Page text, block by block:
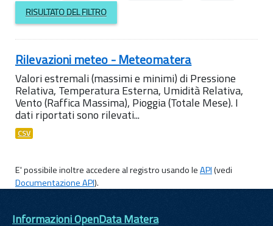
RISULTATO DEL FILTRO
Rilevazioni meteo - Meteomatera
Valori estremali (massimi e minimi) di Pressione
Relativa, Temperatura Esterna, Umidità Relativa,
Vento (Raffica Massima), Pioggia (Totale Mese). I
dati riportati sono rilevati...
CSV
E' possibile inoltre accedere al registro usando leAPI(vedi
Documentazione API).
Informazioni OpenData Matera